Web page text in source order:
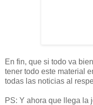
En fin, que si todo va
tener todo este material
todas las noticias al
PS: Y ahora que llega la